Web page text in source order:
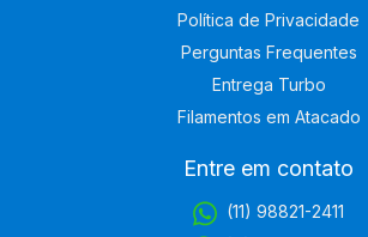
Política de Privacidade
Perguntas Frequentes
Entrega Turbo
Filamentos em Atacado
Entre em contato
(11) 98821-2411